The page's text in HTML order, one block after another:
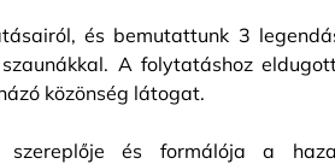
és bemutattunk 3
A folytatáshoz
közönség látogat.
és formálója a